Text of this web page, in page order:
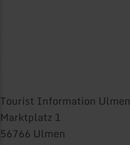
Tourist Information Ulmen
Marktplatz 1
56766 Ulmen